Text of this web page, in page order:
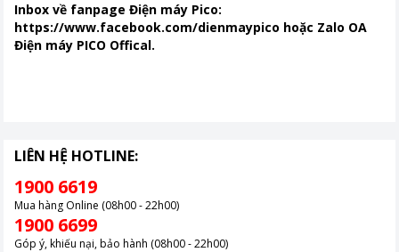
Inbox về fanpage Điện máy Pico:
https://www.facebook.com/dienmaypico hoặc Zalo OA
Điện máy PICO Offical.
LIÊN HỆ HOTLINE:
1900 6619
Mua hàng Online (08h00 - 22h00)
1900 6699
Góp ý, khiếu nại, bảo hành (08h00 - 22h00)